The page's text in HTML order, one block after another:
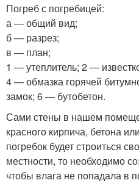
Погреб с погребицей:
а — общий вид;
б — разрез;
в — план;
1 — утеплитель; 2 —
4 — обмазка горячей
замок; 6 — бутобетон.
Сами стены в нашем
красного кирпича, бетона
погребок будет строиться
местности, то необходимо
чтобы влага не попадала в